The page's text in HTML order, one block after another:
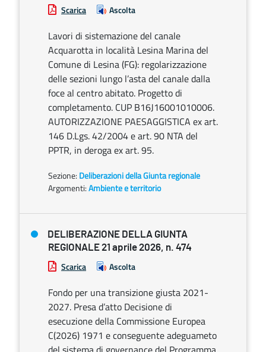
Scarica Ascolta
Lavori di sistemazione del canale
Acquarotta in località Lesina Marina del
Comune di Lesina (FG): regolarizzazione
delle sezioni lungo l’asta del canale dalla
foce al centro abitato. Progetto di
completamento. CUP B16J16001010006.
AUTORIZZAZIONE PAESAGGISTICA ex art.
146 D.Lgs. 42/2004 e art. 90 NTA del
PPTR, in deroga ex art. 95.
Sezione: Deliberazioni della Giunta regionale
Argomenti:Ambiente e territorio
DELIBERAZIONE DELLA GIUNTA
REGIONALE 21 aprile 2026, n. 474
Scarica Ascolta
Fondo per una transizione giusta 2021-
2027. Presa d’atto Decisione di
esecuzione della Commissione Europea
C(2026) 1971 e conseguente adeguameto